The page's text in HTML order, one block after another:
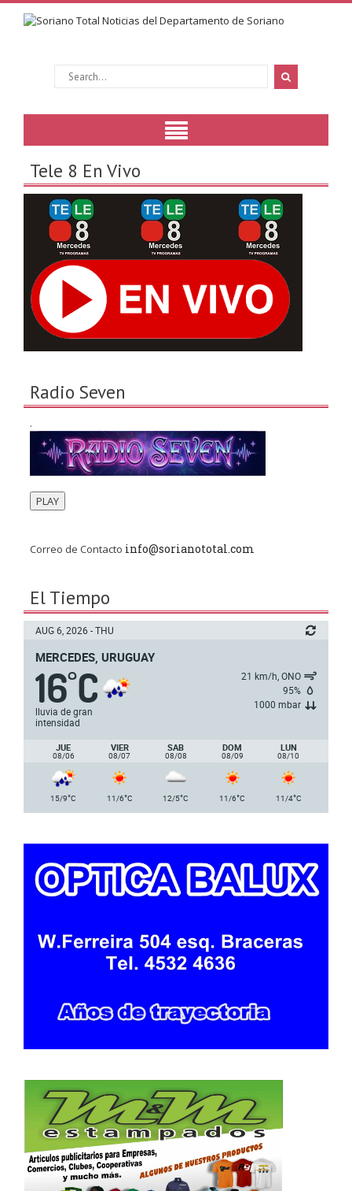
Tele 8 En Vivo
Radio Seven
.
PLAY
Correo de Contacto info@sorianototal.com
El Tiempo
AUG 6, 2026 - THU
MERCEDES, URUGUAY
16°C
lluvia de gran
intensidad
21 km/h, ONO
95%
1000 mbar
JUE
08/06
VIER
08/07
SAB
08/08
DOM
08/09
LUN
08/10
15/9°C 11/6°C 12/5°C 11/6°C 11/4°C